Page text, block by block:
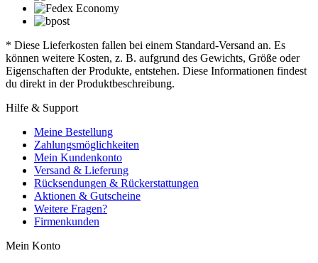
* Diese Lieferkosten fallen bei einem Standard-Versand an. Es
können weitere Kosten, z. B. aufgrund des Gewichts, Größe oder
Eigenschaften der Produkte, entstehen. Diese Informationen findest
du direkt in der Produktbeschreibung.
Hilfe & Support
Meine Bestellung
Zahlungsmöglichkeiten
Mein Kundenkonto
Versand & Lieferung
Rücksendungen & Rückerstattungen
Aktionen & Gutscheine
Weitere Fragen?
Firmenkunden
Mein Konto